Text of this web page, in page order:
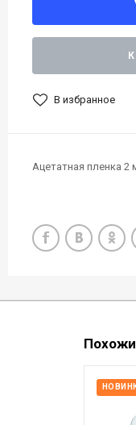
В избранное
Ацетатная пленка 2